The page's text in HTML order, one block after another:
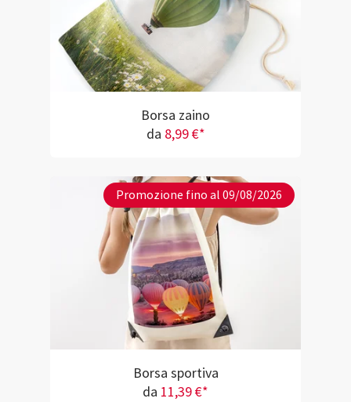
Borsa zaino
da 8,99 €*
Promozione fino al 09/08/2026
Borsa sportiva
da 11,39 €*